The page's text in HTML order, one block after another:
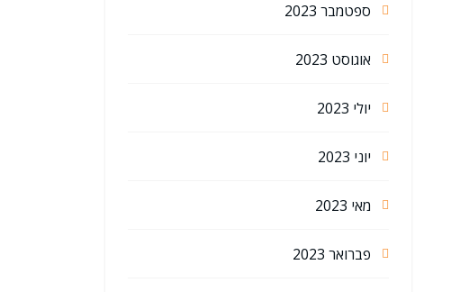
ספטמבר 2023
אוגוסט 2023
יולי 2023
יוני 2023
מאי 2023
פברואר 2023